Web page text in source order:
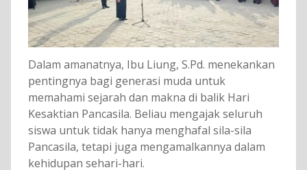
Dalam amanatnya, Ibu Liung, S.Pd. menekankan
pentingnya bagi generasi muda untuk
memahami sejarah dan makna di balik Hari
Kesaktian Pancasila. Beliau mengajak seluruh
siswa untuk tidak hanya menghafal sila-sila
Pancasila, tetapi juga mengamalkannya dalam
kehidupan sehari-hari.